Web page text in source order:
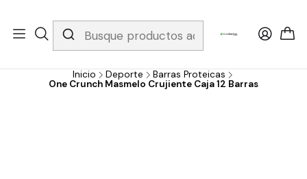
Whatsapp 3229079958/ Fijo 6019251796 / Envios a todo el país y
gratis apartir de 199.000!
Inicio Deporte
Barras Proteicas
One Crunch Masmelo Crujiente Caja 12 Barras